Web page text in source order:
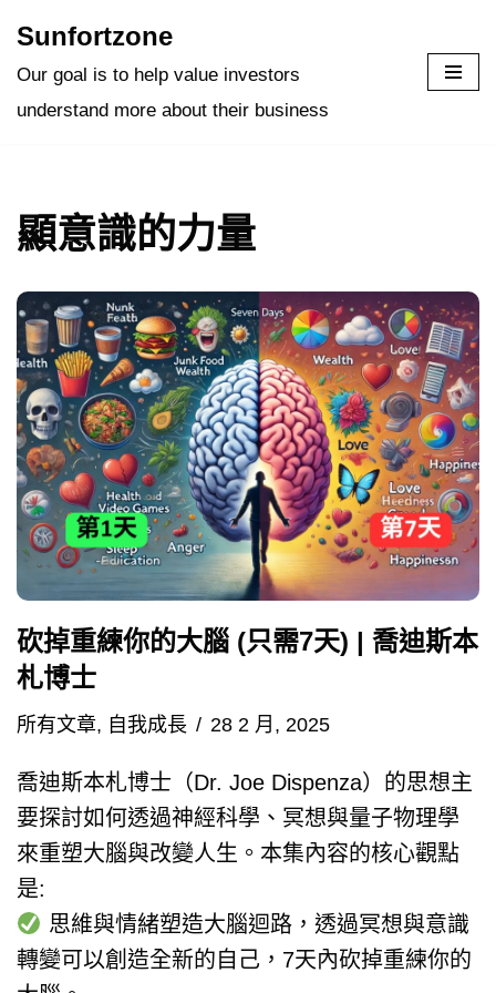
Skip
Sunfortzone
Our goal is to help value investors
understand more about their business
顯意識的力量
砍掉重練你的大腦 (只需7天) | 喬迪斯本
札博士
所有文章, 自我成長 28 2 月, 2025
喬迪斯本札博士（Dr. Joe Dispenza）的思想主
要探討如何透過神經科學、冥想與量子物理學
來重塑大腦與改變人生。本集內容的核心觀點
是:
思維與情緒塑造大腦迴路，透過冥想與意識
轉變可以創造全新的自己，7天內砍掉重練你的